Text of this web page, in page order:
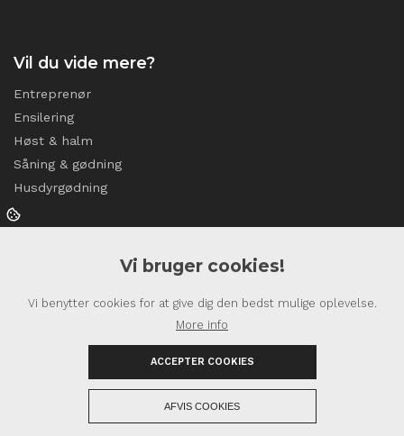
Vil du vide mere?
Entreprenør
Ensilering
Høst & halm
Såning & gødning
Husdyrgødning
Lille Østrupvej 14,
Telefon:
Vi bruger cookies!
Vi benytter cookies for at give dig den bedst mulige oplevelse.
More info
ACCEPTER COOKIES
AFVIS COOKIES